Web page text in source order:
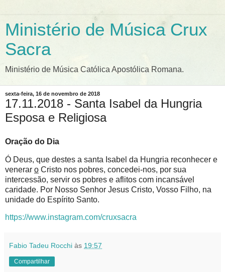
Ministério de Música Crux
Sacra
Ministério de Música Católica Apostólica Romana.
sexta-feira, 16 de novembro de 2018
17.11.2018 - Santa Isabel da Hungria
Esposa e Religiosa
Oração do Dia
Ó Deus, que destes a santa Isabel da Hungria reconhecer e
venerar o Cristo nos pobres, concedei-nos, por sua
intercessão, servir os pobres e aflitos com incansável
caridade. Por Nosso Senhor Jesus Cristo, Vosso Filho, na
unidade do Espírito Santo.
https://www.instagram.com/cruxsacra
Fabio Tadeu Rocchi às 19:57
Compartilhar